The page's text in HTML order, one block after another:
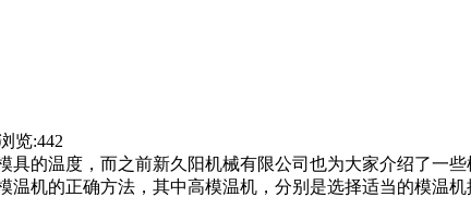
览:442
具的温度，而之前新久阳机械有限公司也为大家介绍了一
温机的正确方法，其中高模温机，分别是选择适当的模温